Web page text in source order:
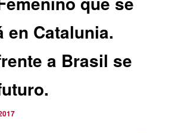
en Catalunia.
a Brasil se